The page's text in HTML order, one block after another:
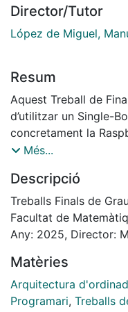
Director/Tutor
López de Miguel,
Resum
Aquest Treball de
d’utilitzar un Single-
concretament la
microconsola capaç
analitzen els
microconsoles i
en la seva evolució i
A continuació, es
Lakka), així com la
nuclis d’emulació per
Game Boy Advance,
Més...
Descripció
Treballs Finals de
Facultat de
Any: 2025, Director:
Matèries
Arquitectura
Programari, Treballs